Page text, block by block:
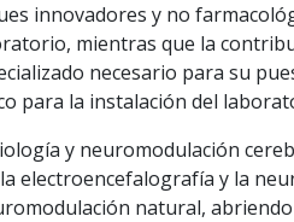
innovadores y no
mientras que la
necesario para su
para la instalación del
y neuromodulación
electroencefalografía y la
natural,